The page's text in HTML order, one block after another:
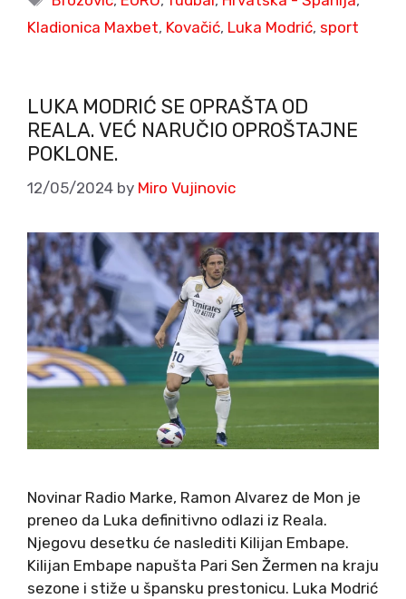
Kladionica Maxbet, Kovačić, Luka Modrić, sport
LUKA MODRIĆ SE OPRAŠTA OD
REALA. VEĆ NARUČIO OPROŠTAJNE
POKLONE.
12/05/2024 by Miro Vujinovic
Novinar Radio Marke, Ramon Alvarez de Mon je
preneo da Luka definitivno odlazi iz Reala.
Njegovu desetku će naslediti Kilijan Embape.
Kilijan Embape napušta Pari Sen Žermen na kraju
sezone i stiže u špansku prestonicu. Luka Modrić